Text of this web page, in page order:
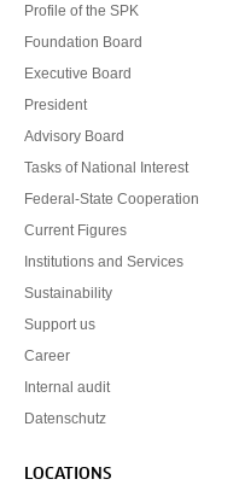
Profile of the SPK
Foundation Board
Executive Board
President
Advisory Board
Tasks of National Interest
Federal-State Cooperation
Current Figures
Institutions and Services
Sustainability
Support us
Career
Internal audit
Datenschutz
LOCATIONS